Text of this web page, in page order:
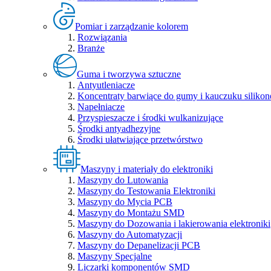
Pomiar i zarządzanie kolorem
Rozwiązania
Branże
Guma i tworzywa sztuczne
Antyutleniacze
Koncentraty barwiące do gumy i kauczuku
Napełniacze
Przyspieszacze i środki wulkanizujące
Środki antyadhezyjne
Środki ułatwiające przetwórstwo
Maszyny i materiały do elektroniki
Maszyny do Lutowania
Maszyny do Testowania Elektroniki
Maszyny do Mycia PCB
Maszyny do Montażu SMD
Maszyny do Dozowania i lakierowania elektroniki
Maszyny do Automatyzacji
Maszyny do Depanelizacji PCB
Maszyny Specjalne
Liczarki komponentów SMD